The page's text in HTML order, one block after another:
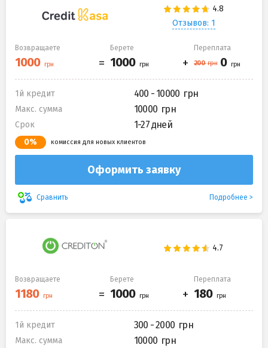
Отзывов: 1
Возвращаете Берете Переплата
1й кредит 400 - 10000
Макс. сумма 10000
Срок 1-27 дней
0% комиссия для новых клиентов
Оформить заявку
Сравнить Подробнее
Возвращаете Берете Переплата
1й кредит 300 - 2000
Макс. сумма 10000